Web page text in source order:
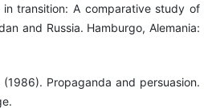
transition: A comparative study of
and Russia. Hamburgo, Alemania:
(1986). Propaganda and persuasion.